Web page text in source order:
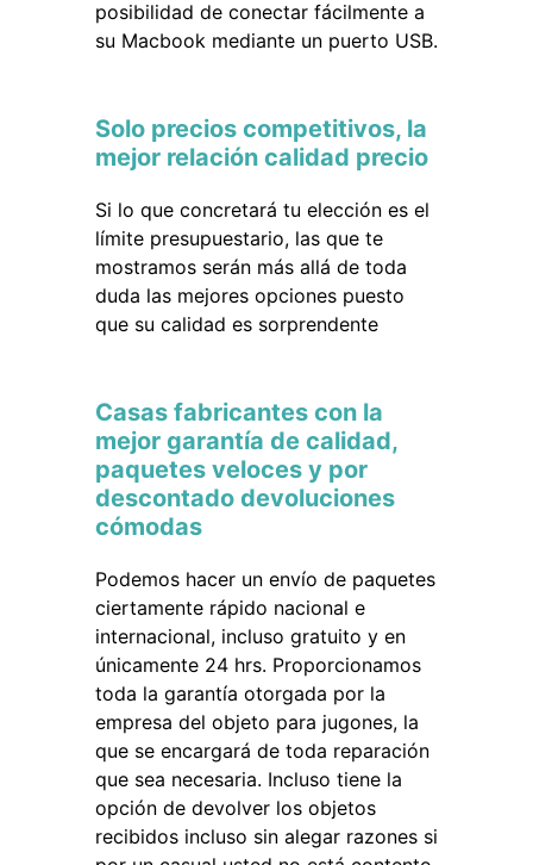
posibilidad de conectar fácilmente a
su Macbook mediante un puerto USB.
Solo precios competitivos, la
mejor relación calidad precio
Si lo que concretará tu elección es el
límite presupuestario, las que te
mostramos serán más allá de toda
duda las mejores opciones puesto
que su calidad es sorprendente
Casas fabricantes con la
mejor garantía de calidad,
paquetes veloces y por
descontado devoluciones
cómodas
Podemos hacer un envío de paquetes
ciertamente rápido nacional e
internacional, incluso gratuito y en
únicamente 24 hrs. Proporcionamos
toda la garantía otorgada por la
empresa del objeto para jugones, la
que se encargará de toda reparación
que sea necesaria. Incluso tiene la
opción de devolver los objetos
recibidos incluso sin alegar razones si